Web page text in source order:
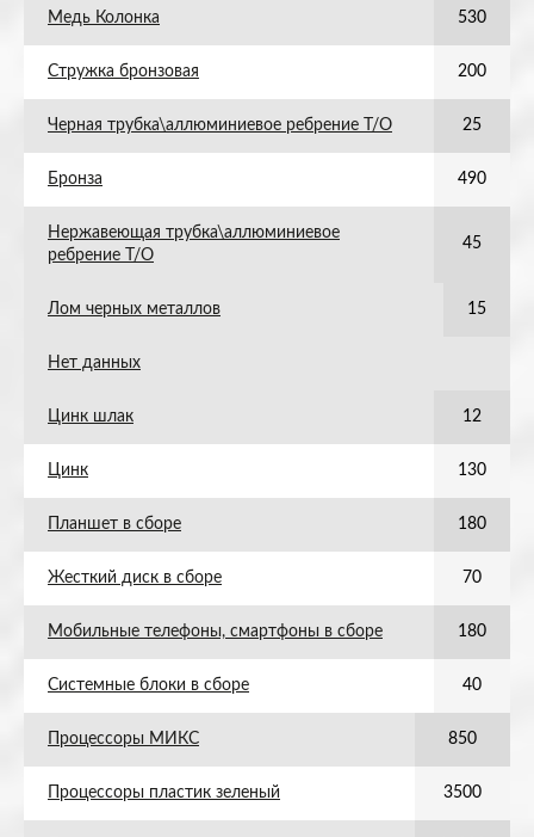
Медь Колонка 530
Стружка бронзовая 200
Черная трубка\аллюминиевое ребрение Т/О 25
Бронза 490
Нержавеющая трубка\аллюминиевое
ребрение Т/О
45
Лом черных металлов 15
Нет данных
Цинк шлак 12
Цинк 130
Планшет в сборе 180
Жесткий диск в сборе 70
Мобильные телефоны, смартфоны в сборе 180
Системные блоки в сборе 40
Процессоры МИКС 850
Процессоры пластик зеленый 3500